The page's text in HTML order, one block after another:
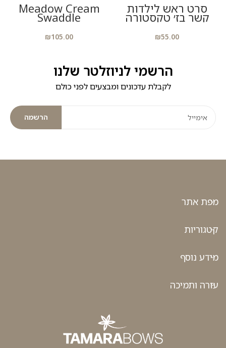
סרט ראש לילדות
קשר בז׳ טקסטורה
₪55.00
Meadow Cream
Swaddle
₪105.00
הרשמי לניוזלטר שלנו
לקבלת עדכונים ומבצעים לפני כולם
הרשמה
מפת אתר
קטגוריות
מידע נוסף
עזרה ותמיכה